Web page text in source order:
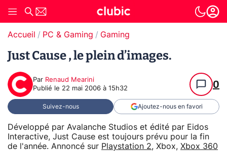
Accueil PC & Gaming Gaming
Just Cause , le plein d’images.
Par Renaud Mearini
Publié le 22 mai 2006 à 15h32 0
Suivez-nous Ajoutez-nous en favori
Développé par Avalanche Studios et édité par Eidos
Interactive, Just Cause est toujours prévu pour la fin
de l'année. Annoncé sur Playstation 2, Xbox, Xbox 360